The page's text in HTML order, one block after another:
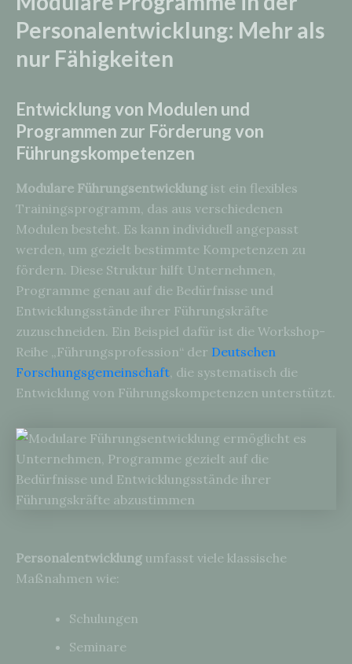
Personalentwicklung: Mehr als
nur Fähigkeiten
Entwicklung von Modulen und
Programmen zur Förderung von
Führungskompetenzen
Modulare Führungsentwicklung ist ein flexibles
Trainingsprogramm, das aus verschiedenen
Modulen besteht. Es kann individuell angepasst
werden, um gezielt bestimmte Kompetenzen zu
fördern. Diese Struktur hilft Unternehmen,
Programme genau auf die Bedürfnisse und
Entwicklungsstände ihrer Führungskräfte
zuzuschneiden. Ein Beispiel dafür ist die Workshop-
Reihe „Führungsprofession“ der Deutschen
Forschungsgemeinschaft , die systematisch die
Entwicklung von Führungskompetenzen unterstützt.
Personalentwicklung umfasst viele klassische
Maßnahmen wie:
Schulungen
Seminare